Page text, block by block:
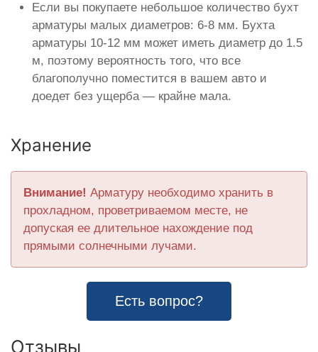
Если вы покупаете небольшое количество бухт
арматуры малых диаметров: 6-8 мм. Бухта
арматуры 10-12 мм может иметь диаметр до 1.5
м, поэтому вероятность того, что все
благополучно поместится в вашем авто и
доедет без ущерба — крайне мала.
Хранение
Внимание! Арматуру необходимо хранить в
прохладном, проветриваемом месте, не
допуская ее длительное нахождение под
прямыми солнечными лучами.
Есть вопрос?
Отзывы